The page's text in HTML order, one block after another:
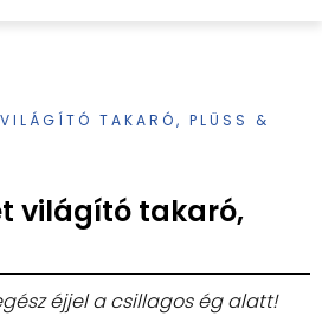
TAKARÓ, PLÜSS &
világító takaró,
éjjel a csillagos ég alatt!